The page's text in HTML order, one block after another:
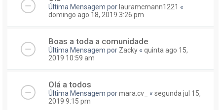
Última Mensagem por lauramcmann1221 «
domingo ago 18, 2019 3:26 pm
Boas a toda a comunidade
Última Mensagem por Zacky « quinta ago 15,
2019 10:59 am
Olá a todos
Última Mensagem pormara.cv_ « segunda jul 15,
2019 9:15 pm